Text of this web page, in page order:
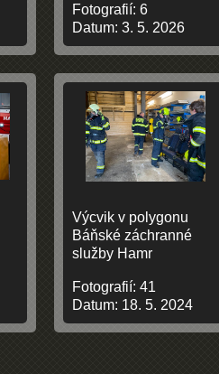
Fotografií:6
Datum:3. 5. 2026
Výcvik v polygonu
Báňské záchranné
služby Hamr
Fotografií:41
Datum: 18. 5. 2024